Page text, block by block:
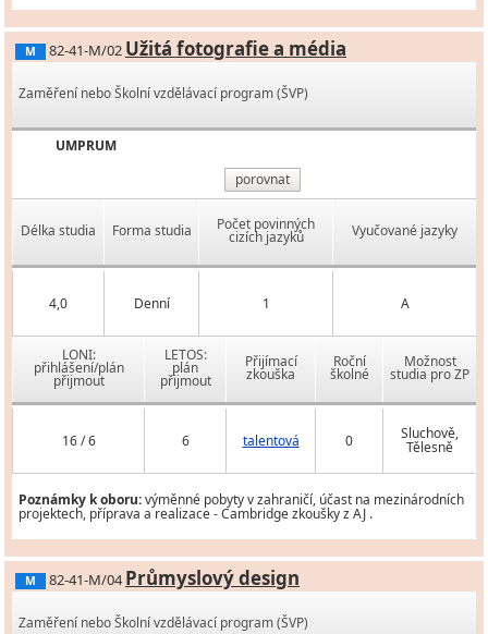
M 82-41-M/02 Užitá fotografie a média
Zaměření nebo Školní vzdělávací program (ŠVP)
UMPRUM
porovnat
Délka studia Forma studia Počet povinných
cizích jazyků Vyučované jazyky
4,0 Denní 1 A
LONI:
přihlášení/plán
přijmout
LETOS:
plán
přijmout
Přijímací
zkouška
Roční
školné
Možnost
studia pro ZP
16 / 6 6 talentová 0 Sluchově,
Tělesně
Poznámky k oboru:výměnné pobyty v zahraničí, účast na mezinárodních
projektech, příprava a realizace - Cambridge zkoušky z AJ .
M 82-41-M/04 Průmyslový design
Zaměření nebo Školní vzdělávací program (ŠVP)